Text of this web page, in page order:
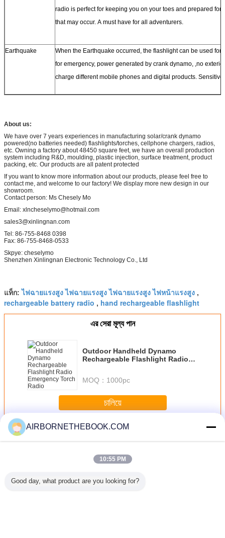
radio is perfect for keeping you on your toes and prepared for
that may occur. A must have for all adventurers.
Earthquake
When the Earthquake occurred, the flashlight can be used
for emergency, power generated by crank dynamo, ,no
charge different mobile phones and digital products.
About us:
We have over 7 years experiences in manufacturing solar/crank dynamo
powered(no batteries needed) flashlights/torches, cellphone chargers, radios,
etc. Owning a factory about 48450 square feet, we have an overall production
system including R&D, moulding, plastic injection, surface treatment, product
packing, etc. Our products are all patent protected
If you want to know more information about our products, please feel free to
contact me, and welcome to our factory! We display more new design in our
showroom.
Contact person: Ms Chesely Mo
Email: xlncheselymo@hotmail.com
sales3@xinlingnan.com
Tel: 86-755-8468 0398
Fax: 86-755-8468-0533
Skpye: cheselymo
Shenzhen Xinlingnan Electronic Technology Co., Ltd
แท็ก:ไฟฉายแรงสูง ไฟฉายแรงสูง ไฟฉายแรงสูง ไฟหน้าแรงสูง ,
rechargeable battery radio , hand rechargeable flashlight
এর সেরা মূল্য পান
Outdoor Handheld Dynamo
Rechargeable Flashlight Radio
MOQ： 1000pc
চালিয়ে
มากกว่า ไฟฉายพลังงานสูง
AIRBORNETHEBOOK.COM
10:55 PM
Good day, what product are you looking for?